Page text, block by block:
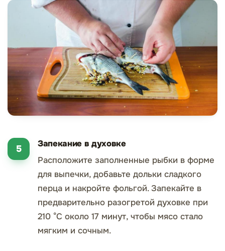
Запекание в духовке
Расположите заполненные рыбки в форме
для выпечки, добавьте дольки сладкого
перца и накройте фольгой. Запекайте в
предварительно разогретой духовке при
210 °C около 17 минут, чтобы мясо стало
мягким и сочным.